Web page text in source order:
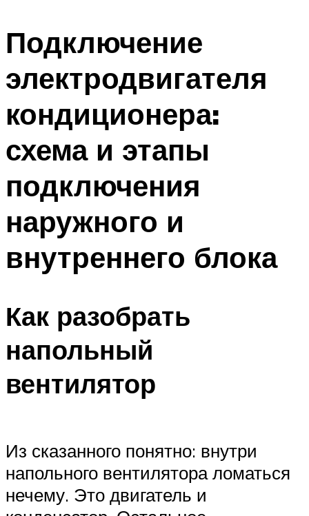
Подключение
электродвигателя
кондиционера:
схема и этапы
подключения
наружного и
внутреннего блока
Как разобрать
напольный
вентилятор
Из сказанного понятно: внутри
напольного вентилятора ломаться
нечему. Это двигатель и